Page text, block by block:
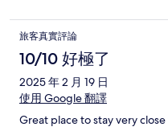
旅客真實評論
10/10 好極了
2025 年 2 月 19 日
使用 Google 翻譯
Great place to stay very